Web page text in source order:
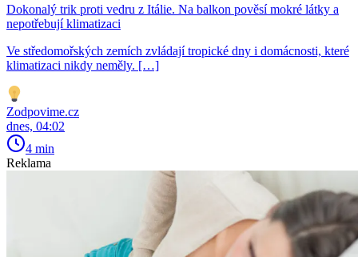
Dokonalý trik proti vedru z Itálie. Na balkon pověsí mokré látky a
nepotřebují klimatizaci
Ve středomořských zemích zvládají tropické dny i domácnosti, které
klimatizaci nikdy neměly. […]
Zodpovime.cz
dnes, 04:02
4 min
Reklama